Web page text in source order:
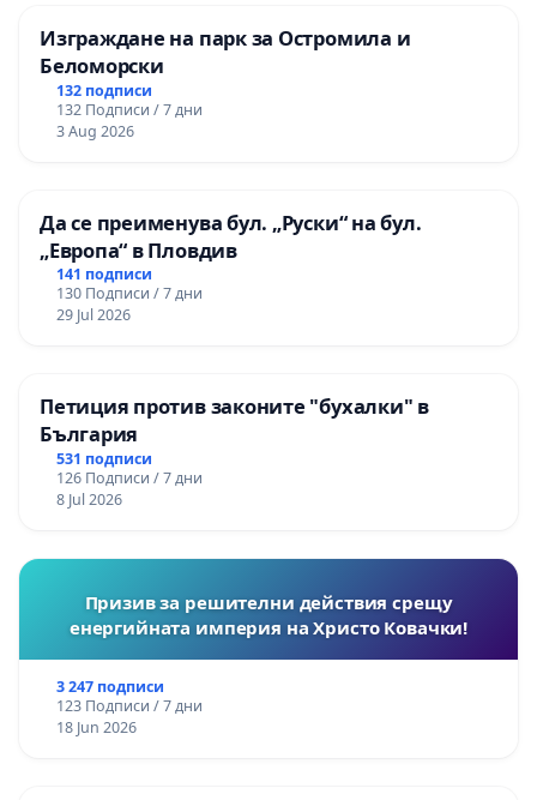
Изграждане на парк за Остромила и
Беломорски
132 подписи
132 Подписи / 7 дни
3 Aug 2026
Да се преименува бул. „Руски“ на бул.
„Европа“ в Пловдив
141 подписи
130 Подписи / 7 дни
29 Jul 2026
Петиция против законите "бухалки" в
България
531 подписи
126 Подписи / 7 дни
8 Jul 2026
Призив за решителни действия срещу
енергийната империя на Христо Ковачки!
3 247 подписи
123 Подписи / 7 дни
18 Jun 2026